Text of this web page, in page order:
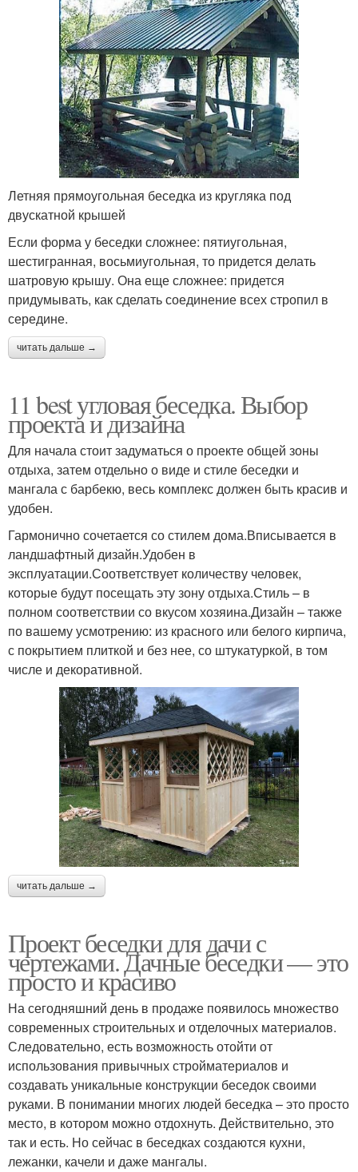
Летняя прямоугольная беседка из кругляка под
двускатной крышей
Если форма у беседки сложнее: пятиугольная,
шестигранная, восьмиугольная, то придется делать
шатровую крышу. Она еще сложнее: придется
придумывать, как сделать соединение всех стропил в
середине.
читать дальше →
11 best угловая беседка. Выбор
проекта и дизайна
Для начала стоит задуматься о проекте общей зоны
отдыха, затем отдельно о виде и стиле беседки и
мангала с барбекю, весь комплекс должен быть красив и
удобен.
Гармонично сочетается со стилем дома.Вписывается в
ландшафтный дизайн.Удобен в
эксплуатации.Соответствует количеству человек,
которые будут посещать эту зону отдыха.Стиль – в
полном соответствии со вкусом хозяина.Дизайн – также
по вашему усмотрению: из красного или белого кирпича,
с покрытием плиткой и без нее, со штукатуркой, в том
числе и декоративной.
читать дальше →
Проект беседки для дачи с
чертежами. Дачные беседки — это
просто и красиво
На сегодняшний день в продаже появилось множество
современных строительных и отделочных материалов.
Следовательно, есть возможность отойти от
использования привычных стройматериалов и
создавать уникальные конструкции беседок своими
руками. В понимании многих людей беседка – это просто
место, в котором можно отдохнуть. Действительно, это
так и есть. Но сейчас в беседках создаются кухни,
лежанки, качели и даже мангалы.